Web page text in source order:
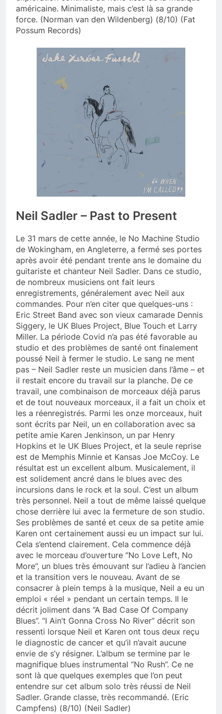
américaine. Minimaliste, mais c’est là sa grande
force. (Norman van den Wildenberg) (8/10) (Fat
Possum Records)
Neil Sadler – Past to Present
Le 31 mars de cette année, le No Machine Studio
de Wokingham, en Angleterre, a fermé ses portes
après avoir été pendant trente ans le domaine du
guitariste et chanteur Neil Sadler. Dans ce studio,
de nombreux musiciens ont fait leurs
enregistrements, généralement avec Neil aux
commandes. Pour n’en citer que quelques-uns :
Eric Street Band avec son vieux camarade Dennis
Siggery, le UK Blues Project, Blue Touch et Larry
Miller. La période Covid n’a pas été favorable au
studio et des problèmes de santé ont finalement
poussé Neil à fermer le studio. Le sang ne ment
pas – Neil Sadler reste un musicien dans l’âme – et
il restait encore du travail sur la planche. De ce
travail, une combinaison de morceaux déjà parus
et de tout nouveaux morceaux, il a fait un choix et
les a réenregistrés. Parmi les onze morceaux, huit
sont écrits par Neil, un en collaboration avec sa
petite amie Karen Jenkinson, un par Henry
Hopkins et le UK Blues Project, et la seule reprise
est de Memphis Minnie et Kansas Joe McCoy. Le
résultat est un excellent album. Musicalement, il
est solidement ancré dans le blues avec des
incursions dans le rock et la soul. C’est un album
très personnel. Neil a tout de même laissé quelque
chose derrière lui avec la fermeture de son studio.
Ses problèmes de santé et ceux de sa petite amie
Karen ont certainement aussi eu un impact sur lui.
Cela s’entend clairement. Cela commence déjà
avec le morceau d’ouverture “No Love Left, No
More”, un blues très émouvant sur l’adieu à l’ancien
et la transition vers le nouveau. Avant de se
consacrer à plein temps à la musique, Neil a eu un
emploi « réel » pendant un certain temps. Il le
décrit joliment dans “A Bad Case Of Company
Blues”. “I Ain’t Gonna Cross No River” décrit son
ressenti lorsque Neil et Karen ont tous deux reçu
le diagnostic de cancer et qu’il n’avait aucune
envie de s’y résigner. L’album se termine par le
magnifique blues instrumental “No Rush”. Ce ne
sont là que quelques exemples que l’on peut
entendre sur cet album solo très réussi de Neil
Sadler. Grande classe, très recommandé. (Eric
Campfens) (8/10) (Neil Sadler)